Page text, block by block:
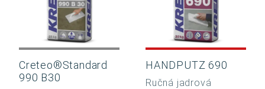
Creteo®Standard
990 B30
HANDPUTZ 690
Ručná jadrová